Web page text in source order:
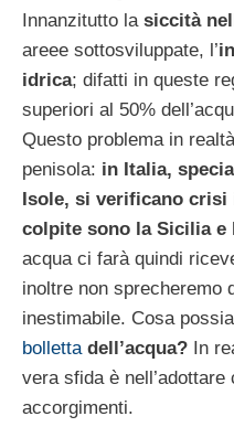
Innanzitutto la siccità
areee sottosviluppate, l’
idrica; difatti in queste
superiori al 50%
Questo problema in
penisola: in Italia,
Isole, si verificano
colpite sono la Sicilia e
acqua ci farà quindi
inoltre non sprecheremo
inestimabile. Cosa
bolletta dell’acqua? In
vera sfida è
accorgimenti.